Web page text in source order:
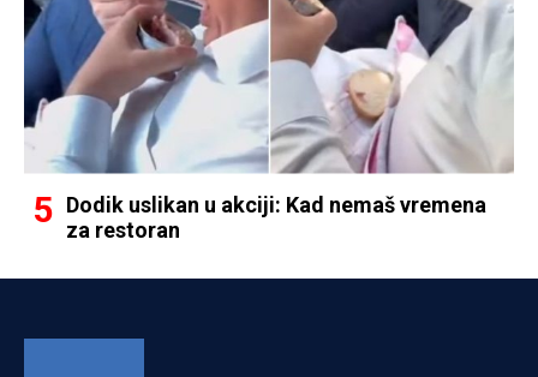
Dodik uslikan u akciji: Kad nemaš vremena
za restoran